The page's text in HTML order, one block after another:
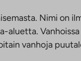
Nimi on
vanhoja